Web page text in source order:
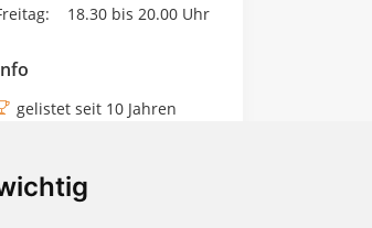
18.30 bis 20.00 Uhr
gelistet seit 10 Jahren